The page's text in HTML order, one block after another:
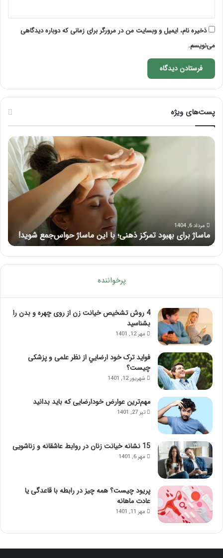
ذخیره نام، ایمیل و وبسایت من در مرورگر برای زمانی که دوباره دیدگاهی
می‌نویسم.
پست‌های ویژه
ماساژ
حواس‌جمع
شوید!
مرداد 6, 1404
ماساژ برای بهبود تمرکز ذهنی؛ با این ماساژ حواس‌جمع شوید!
لب
بعد
از
پرخواننده
4 روش تشخیص خیانت زن از روی چهره و بدن را
بشناسید
مهر 12, 1401
فواید ترک خود ارضايي از نظر علمی و پزشکی
چیست؟
شهریور 12, 1401
مهم‌ترین عوارض خودارضایی که باید بدانید
تیر 27, 1401
15 نشانه خیانت زنان در روابط عاشقانه و زناشویی
مهر 6, 1401
پریود چیست؟ همه چیز در رابطه با قاعدگی یا
عادت ماهانه
مهر 11, 1401